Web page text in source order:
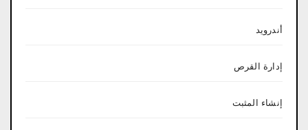
أندرويد
إدارة القرص
إنشاء المثبت